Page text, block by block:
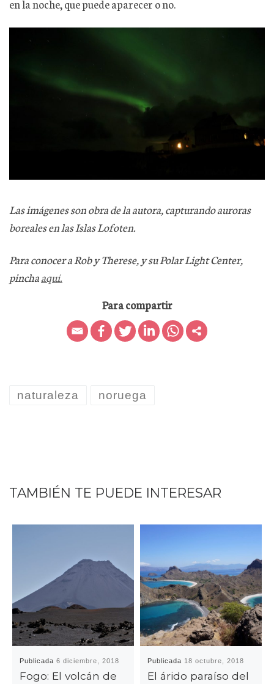
en la noche, que puede aparecer o no.
Las imágenes son obra de la autora, capturando auroras
boreales en las Islas Lofoten.
Para conocer a Rob y Therese, y su Polar Light Center,
pinchaaquí.
Para compartir
naturaleza noruega
TAMBIÉN TE PUEDE INTERESAR
Publicada6 diciembre, 2018
Fogo: El volcán de
Publicada 18 octubre, 2018
El árido paraíso del